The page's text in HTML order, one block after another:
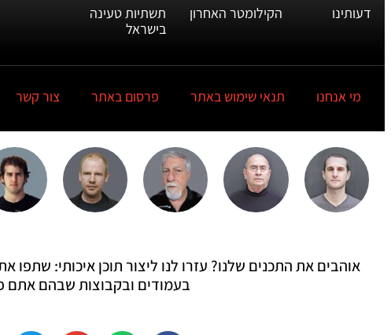
דעותינו
הקילומטר האחרון
תשתיות טעינה
בישראל
מי אנחנו תנאי שימוש באתר פרסום באתר צור קשר
אוהבים את התכנים שלנו? עזרו לנו ליצור תוכן איכותי:
בעמודים ובקבוצות שבהם אתם